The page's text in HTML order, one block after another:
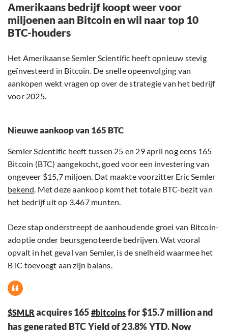
Amerikaans bedrijf koopt weer voor
miljoenen aan Bitcoin en wil naar top 10
BTC-houders
Het Amerikaanse Semler Scientific heeft opnieuw stevig
geïnvesteerd in Bitcoin. De snelle opeenvolging van
aankopen wekt vragen op over de strategie van het bedrijf
voor 2025.
Nieuwe aankoop van 165 BTC
Semler Scientific heeft tussen 25 en 29 april nog eens 165
Bitcoin (BTC) aangekocht, goed voor een investering van
ongeveer $15,7 miljoen. Dat maakte voorzitter Eric Semler
bekend. Met deze aankoop komt het totale BTC-bezit van
het bedrijf uit op 3.467 munten.
Deze stap onderstreept de aanhoudende groei van Bitcoin-
adoptie onder beursgenoteerde bedrijven. Wat vooral
opvalt in het geval van Semler, is de snelheid waarmee het
BTC toevoegt aan zijn balans.
$SMLR acquires 165 #bitcoins for $15.7 million and
has generated BTC Yield of 23.8% YTD. Now